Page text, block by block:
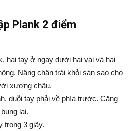
Plank 2 điểm
hai tay ở ngay dưới hai vai và hai
Nâng chân trái khỏi sàn sao cho
xương chậu.
duỗi tay phải về phía trước. Căng
lại.
trong 3 giây.